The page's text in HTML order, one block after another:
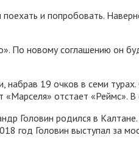
и попробовать.
По новому соглашению он
19 очков в семи
отстает
Головин родился в
год Головин выступал за